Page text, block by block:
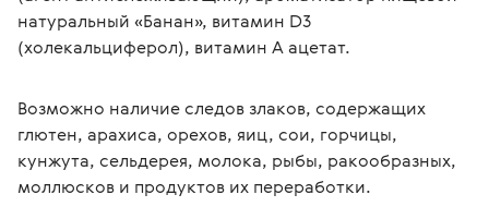
натуральный «Банан», витамин D3
(холекальциферол), витамин А ацетат.
Возможно наличие следов злаков, содержащих
глютен, арахиса, орехов, яиц, сои, горчицы,
кунжута, сельдерея, молока, рыбы, ракообразных,
моллюсков и продуктов их переработки.